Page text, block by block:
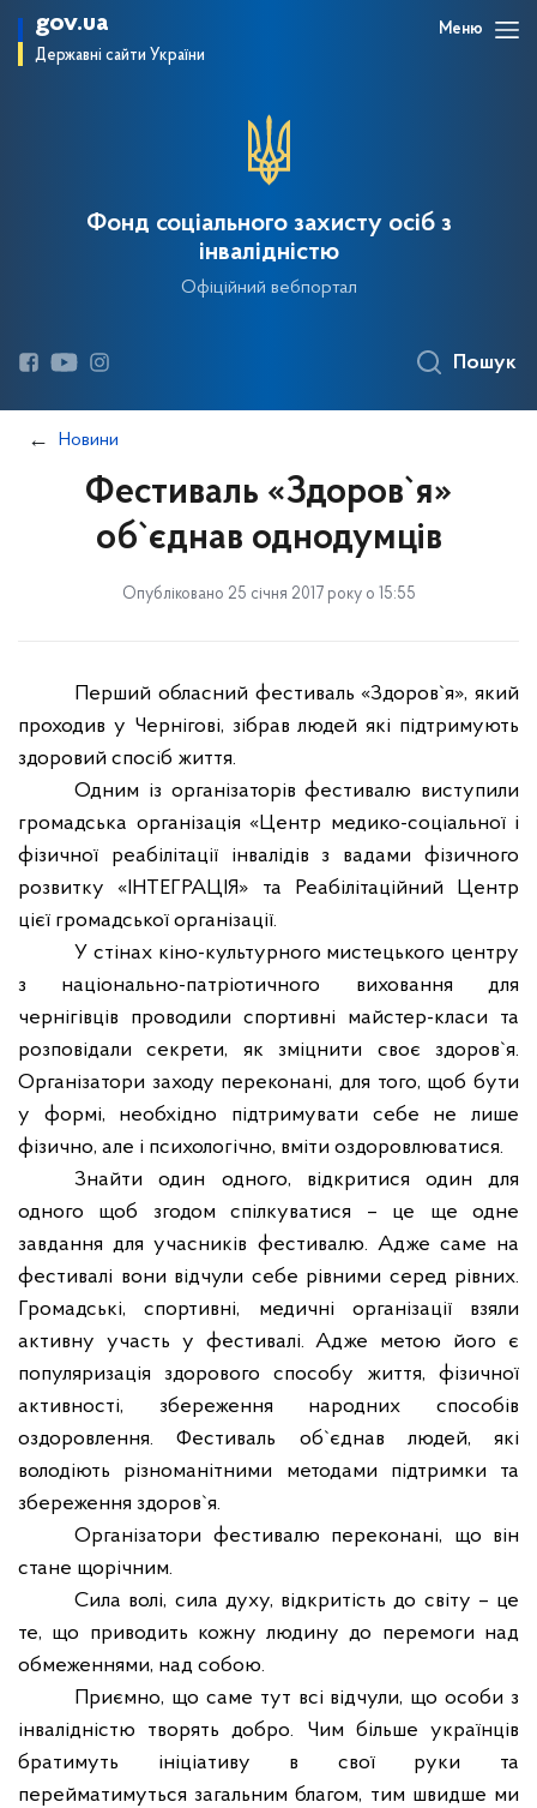
gov.ua
Державні сайти України
Меню
Фонд соціального захисту осіб з
інвалідністю
Офіційний вебпортал
Пошук
Новини
Фестиваль «Здоров`я»
об`єднав однодумців
Опубліковано 25 січня 2017 року о 15:55
Перший обласний фестиваль «Здоров`я», який
проходив у Чернігові, зібрав людей які підтримують
здоровий спосіб життя.
Одним із організаторів фестивалю виступили
громадська організація «Центр медико-соціальної і
фізичної реабілітації інвалідів з вадами фізичного
розвитку «ІНТЕГРАЦІЯ» та Реабілітаційний Центр
цієї громадської організації.
У стінах кіно-культурного мистецького центру
з національно-патріотичного виховання для
чернігівців проводили спортивні майстер-класи та
розповідали секрети, як зміцнити своє здоров`я.
Організатори заходу переконані, для того, щоб бути
у формі, необхідно підтримувати себе не лише
фізично, але і психологічно, вміти оздоровлюватися.
Знайти один одного, відкритися один для
одного щоб згодом спілкуватися – це ще одне
завдання для учасників фестивалю. Адже саме на
фестивалі вони відчули себе рівними серед рівних.
Громадські, спортивні, медичні організації взяли
активну участь у фестивалі. Адже метою його є
популяризація здорового способу життя, фізичної
активності, збереження народних способів
оздоровлення. Фестиваль об`єднав людей, які
володіють різноманітними методами підтримки та
збереження здоров`я.
Організатори фестивалю переконані, що він
стане щорічним.
Сила волі, сила духу, відкритість до світу – це
те, що приводить кожну людину до перемоги над
обмеженнями, над собою.
Приємно, що саме тут всі відчули, що особи з
інвалідністю творять добро. Чим більше українців
братимуть ініціативу в свої руки та
перейматимуться загальним благом, тим швидше ми